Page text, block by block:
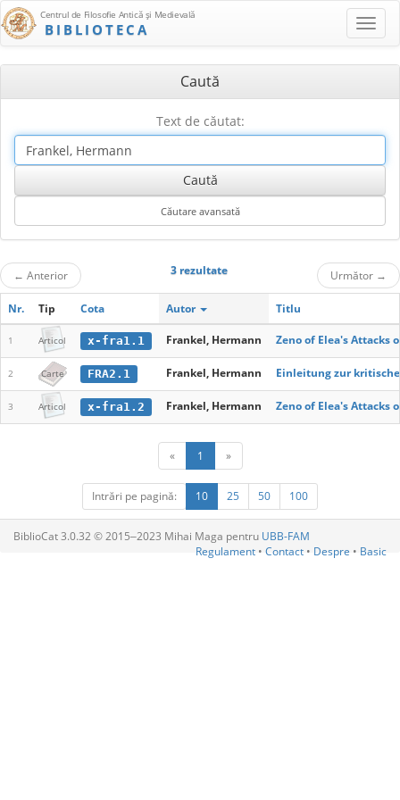
Centrul de Filosofie Antică şi Medievală
BIBLIOTECA
Caută
Text de căutat:
← Anterior 3 rezultate Următor →
Nr. Tip Cota Autor Titlu
1 Articol x-fra1.1 Frankel, Hermann Zeno of Elea's Attacks
2 Carte FRA2.1 Frankel, Hermann Einleitung zur
3 Articol x-fra1.2 Frankel, Hermann Zeno of Elea's Attacks
« 1 »
Intrări pe pagină: 10 25 50 100
BiblioCat 3.0.32 © 2015‒2023 Mihai Maga pentru UBB-FAM
Regulament • Contact • Despre • Basic